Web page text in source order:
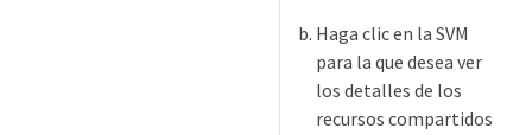
Haga clic en la SVM
para la que desea ver
los detalles de los
recursos compartidos